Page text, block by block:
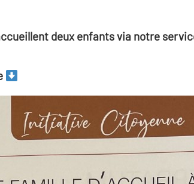
deux enfants via notre